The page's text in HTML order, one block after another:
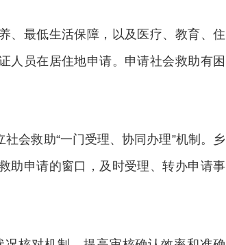
最低生活保障，以及医疗、教育、住
人员在居住地申请。申请社会救助有困
救助“一门受理、协同办理”机制。乡
助申请的窗口，及时受理、转办申请事